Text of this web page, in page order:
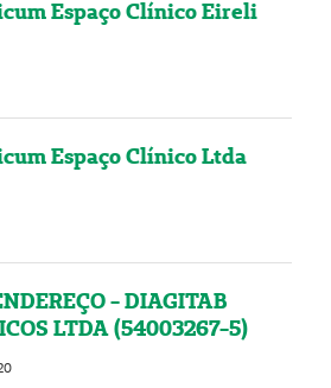
Espaço Clínico Eireli
Espaço Clínico Ltda
- DIAGITAB
LTDA (54003267-5)